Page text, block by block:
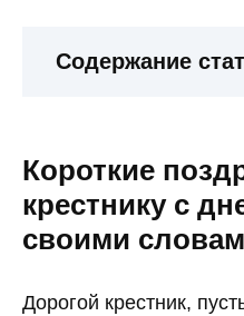
Содержание
Короткие
крестнику с
своими
Дорогой крестник,